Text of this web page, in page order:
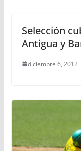
Selección
Antigua y
diciembre 6, 2012